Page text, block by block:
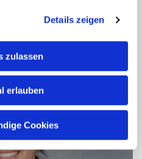
Details zeigen
zulassen
erlauben
Cookies
Petershagen-Lahde